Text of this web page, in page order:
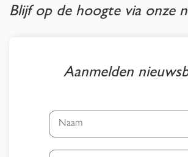
Blijf op de hoogte via onze
Aanmelden